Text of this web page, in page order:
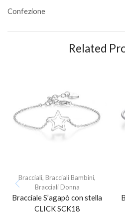
Confezione
Related
Bracciali, Bracciali Bambini,
Bracciali Donna
Bracciale S’agapò con stella
CLICK SCK18